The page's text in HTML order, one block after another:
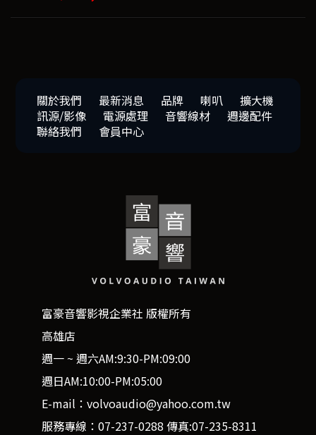
關於我們 最新消息 品牌 喇叭
擴大機
訊源/影像
電源處理 音響線材
週邊配件
聯絡我們
會員中心
富豪音響影視企業社 版權所有
高雄店
週一 ~ 週六AM:9:30-PM:09:00
週日AM:10:00-PM:05:00
E-mail：volvoaudio@yahoo.com.tw
服務專線：07-237-0288 傳真:07-235-8311